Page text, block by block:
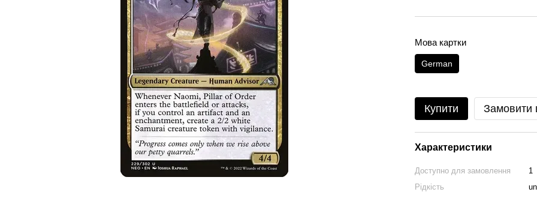
Мова картки
German
Купити Замовити
Характеристики
Доступно для замовлення
1
Рідкість